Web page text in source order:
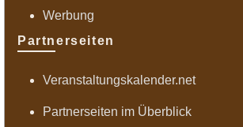
Werbung
Partnerseiten
Veranstaltungskalender.net
Partnerseiten im Überblick